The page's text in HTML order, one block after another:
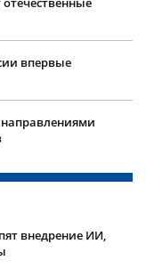
впервые
внедрение ИИ,